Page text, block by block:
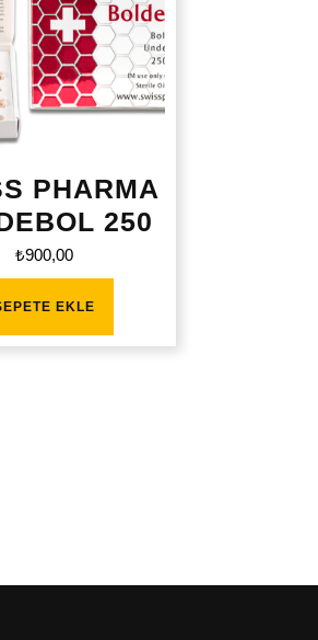
PHARMA
250
₺900,00
EKLE